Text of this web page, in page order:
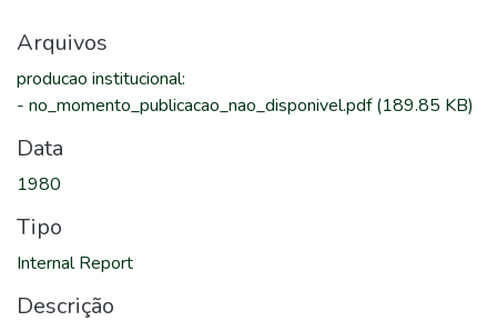
Arquivos
producao institucional:
- no_momento_publicacao_nao_disponivel.pdf(189.85 KB)
Data
1980
Tipo
Internal Report
Descrição